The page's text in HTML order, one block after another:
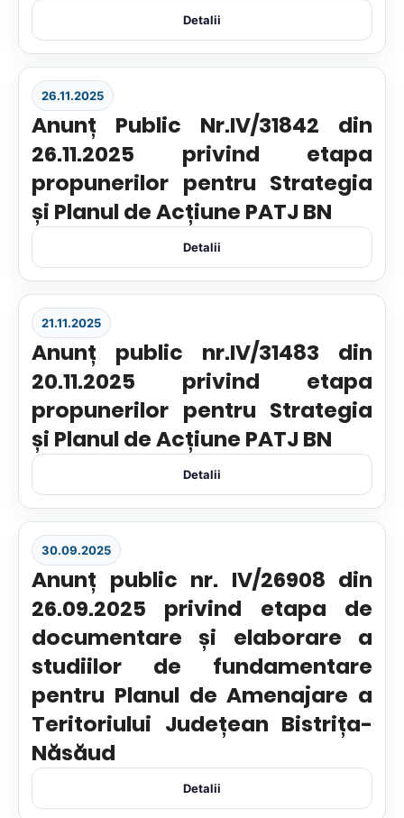
Detalii
26.11.2025
Anunț Public Nr.IV/31842 din
26.11.2025 privind etapa
propunerilor pentru Strategia
și Planul de Acțiune PATJ BN
Detalii
21.11.2025
Anunț public nr.IV/31483 din
20.11.2025 privind etapa
propunerilor pentru Strategia
și Planul de Acțiune PATJ BN
Detalii
30.09.2025
Anunț public nr. IV/26908 din
26.09.2025 privind etapa de
documentare și elaborare a
studiilor de fundamentare
pentru Planul de Amenajare a
Teritoriului Județean Bistrița-
Năsăud
Detalii